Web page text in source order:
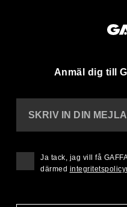
Anmäl dig till
SKRIV IN DIN
Ja tack, jag vill få
därmed